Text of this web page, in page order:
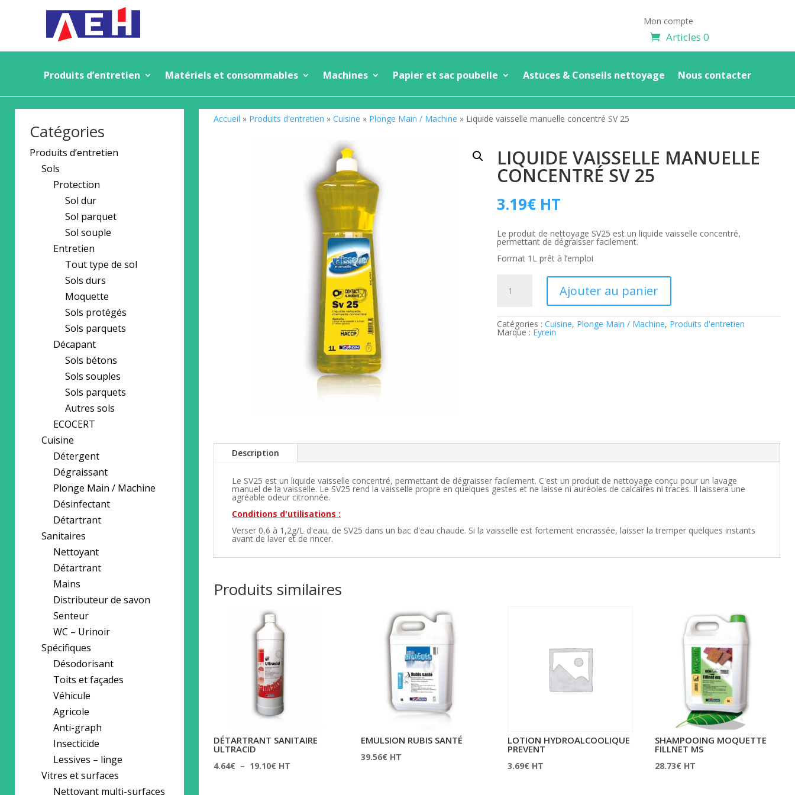
Mon compte
Articles 0
Produits d’entretien Matériels et consommables Machines Papier et sac poubelle Astuces & Conseils nettoyage Nous contacter
Catégories
Produits d’entretien
Sols
Protection
Sol dur
Sol parquet
Sol souple
Entretien
Tout type de sol
Sols durs
Moquette
Sols protégés
Sols parquets
Décapant
Sols bétons
Sols souples
Sols parquets
Autres sols
ECOCERT
Cuisine
Détergent
Dégraissant
Plonge Main / Machine
Désinfectant
Détartrant
Sanitaires
Nettoyant
Détartrant
Mains
Distributeur de savon
Senteur
WC – Urinoir
Spécifiques
Désodorisant
Toits et façades
Véhicule
Agricole
Anti-graph
Insecticide
Lessives – linge
Vitres et surfaces
Nettoyant multi-surfaces
Accueil » Produits d'entretien » Cuisine » Plonge Main / Machine » Liquide vaisselle manuelle concentré SV 25
LIQUIDE VAISSELLE MANUELLE
CONCENTRÉ SV 25
3.19€ HT
Le produit de nettoyage SV25 est un liquide vaisselle concentré,
permettant de dégraisser facilement.
Format 1L prêt à l’emploi
Liquide
concentré
SV
25
Ajouter au panier
Catégories : Cuisine, Plonge Main / Machine, Produits d'entretien
Marque : Eyrein
Description
Le SV25 est un liquide vaisselle concentré, permettant de dégraisser facilement. C'est un produit de nettoyage conçu pour un lavage
manuel de la vaisselle. Le SV25 rend la vaisselle propre en quelques gestes et ne laisse ni auréoles de calcaires ni traces. Il laissera une
agréable odeur citronnée.
Conditions d'utilisations :
Verser 0,6 à 1,2g/L d'eau, de SV25 dans un bac d'eau chaude. Si la vaisselle est fortement encrassée, laisser la tremper quelques instants
avant de laver et de rincer.
Produits similaires
DÉTARTRANT SANITAIRE
ULTRACID
4.64€ – 19.10€Plage
HT
EMULSION RUBIS SANTÉ
39.56€ HT
LOTION HYDROALCOOLIQUE
PREVENT
3.69€ HT
SHAMPOOING MOQUETTE
FILLNET MS
28.73€ HT